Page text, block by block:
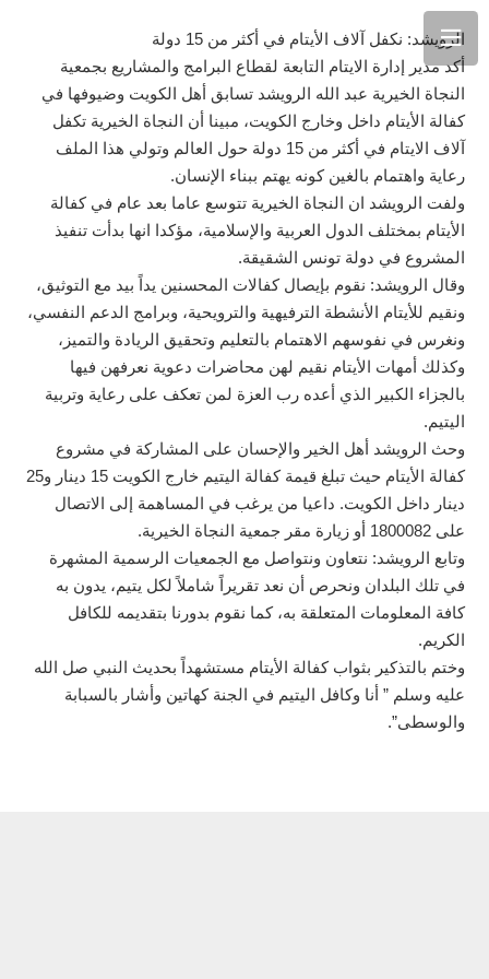
الرويشد: نكفل آلاف الأيتام في أكثر من 15 دولة
أكد مدير إدارة الايتام التابعة لقطاع البرامج والمشاريع بجمعية
النجاة الخيرية عبد الله الرويشد تسابق أهل الكويت وضيوفها في
كفالة الأيتام داخل وخارج الكويت، مبينا أن النجاة الخيرية تكفل
آلاف الايتام في أكثر من 15 دولة حول العالم وتولي هذا الملف
رعاية واهتمام بالغين كونه يهتم ببناء الإنسان.
ولفت الرويشد ان النجاة الخيرية تتوسع عاما بعد عام في كفالة
الأيتام بمختلف الدول العربية والإسلامية، مؤكدا انها بدأت تنفيذ
المشروع في دولة تونس الشقيقة.
وقال الرويشد: نقوم بإيصال كفالات المحسنين يداً بيد مع التوثيق،
ونقيم للأيتام الأنشطة الترفيهية والترويحية، وبرامج الدعم النفسي،
ونغرس في نفوسهم الاهتمام بالتعليم وتحقيق الريادة والتميز،
وكذلك أمهات الأيتام نقيم لهن محاضرات دعوية نعرفهن فيها
بالجزاء الكبير الذي أعده رب العزة لمن تعكف على رعاية وتربية
اليتيم.
وحث الرويشد أهل الخير والإحسان على المشاركة في مشروع
كفالة الأيتام حيث تبلغ قيمة كفالة اليتيم خارج الكويت 15 دينار و25
دينار داخل الكويت. داعيا من يرغب في المساهمة إلى الاتصال
على 1800082 أو زيارة مقر جمعية النجاة الخيرية.
وتابع الرويشد: نتعاون ونتواصل مع الجمعيات الرسمية المشهرة
في تلك البلدان ونحرص أن نعد تقريراً شاملاً لكل يتيم، يدون به
كافة المعلومات المتعلقة به، كما نقوم بدورنا بتقديمه للكافل
الكريم.
وختم بالتذكير بثواب كفالة الأيتام مستشهداً بحديث النبي صل الله
عليه وسلم ” أنا وكافل اليتيم في الجنة كهاتين وأشار بالسبابة
والوسطى”.